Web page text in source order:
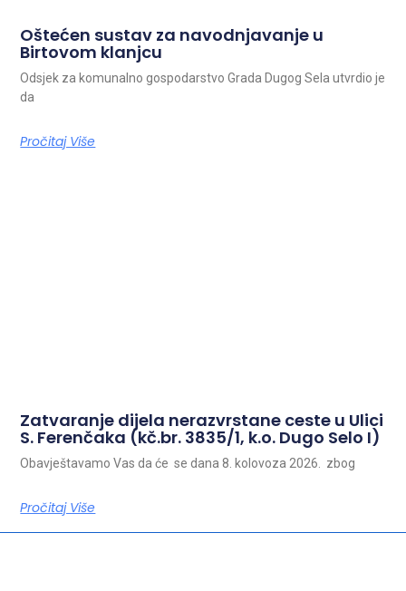
Oštećen sustav za navodnjavanje u
Birtovom klanjcu
Odsjek za komunalno gospodarstvo Grada Dugog Sela utvrdio je
da
Pročitaj Više
Zatvaranje dijela nerazvrstane ceste u Ulici
S. Ferenčaka (kč.br. 3835/1, k.o. Dugo Selo I)
Obavještavamo Vas da će se dana 8. kolovoza 2026. zbog
Pročitaj Više